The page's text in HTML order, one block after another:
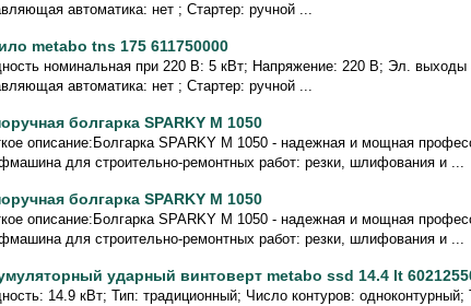
автоматика: нет ; Стартер: ручной ...
metabo tns 175 611750000
номинальная при 220 В: 5 кВт; Напряжение: 220 В; Эл. выходы
автоматика: нет ; Стартер: ручной ...
болгарка SPARKY M 1050
описание:Болгарка SPARKY M 1050 - надежная и мощная
для строительно-ремонтных работ: резки, шлифования и ...
болгарка SPARKY M 1050
описание:Болгарка SPARKY M 1050 - надежная и мощная
для строительно-ремонтных работ: резки, шлифования и ...
ударный винтоверт metabo ssd 14.4 lt
14.9 кВт; Тип: традиционный; Число контуров: одноконтурный;